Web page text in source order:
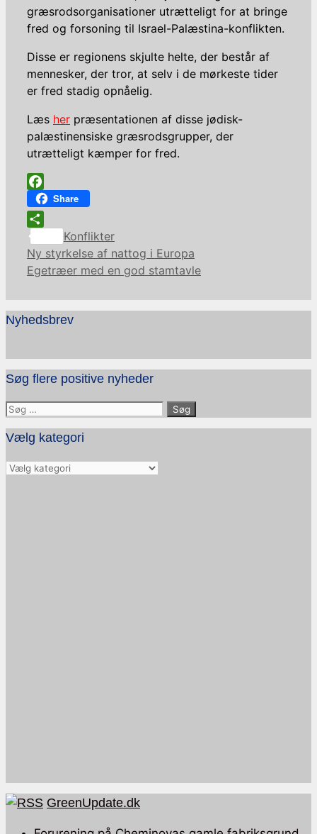
græsrodsorganisationer utrætteligt for at bringe
fred og forsoning til Israel-Palæstina-konflikten.
Disse er regionens skjulte helte, der består af
mennesker, der tror, at selv i de mørkeste tider
er fred stadig opnåelig.
Læs her præsentationen af disse jødisk-
palæstinensiske græsrodsgrupper, der
utrætteligt kæmper for fred.
Facebook
Share
Share
Kategorier
Konflikter
Ny styrkelse af nattog i Europa
Egetræer med en god stamtavle
Nyhedsbrev
Søg flere positive nyheder
Søg
efter:
Vælg kategori
Vælg
GreenUpdate.dk